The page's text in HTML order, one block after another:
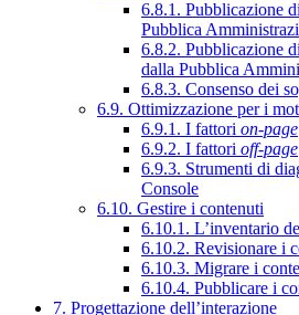
6.8.1. Pubblicazione
Pubblica
6.8.2. Pubblicazione
dalla Pubblica
6.8.3. Consenso dei
6.9. Ottimizzazione per i
6.9.1. I fattori on-page
6.9.2. I fattori off-page
6.9.3. Strumenti di
Console
6.10. Gestire i contenuti
6.10.1. L’inventario
6.10.2. Revisionare i
6.10.3. Migrare i
6.10.4. Pubblicare i
7. Progettazione dell’interazione